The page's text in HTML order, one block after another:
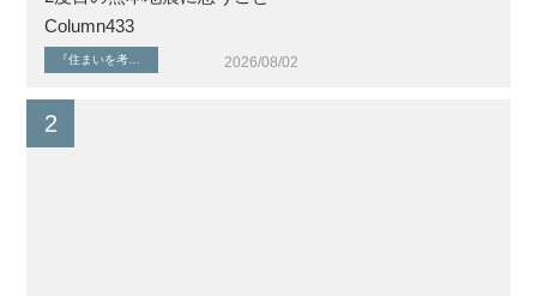
Column433
健康な暮らしと住環境
2026/08/02